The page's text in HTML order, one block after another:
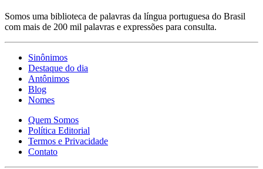
Somos uma biblioteca de palavras da língua portuguesa do Brasil
com mais de 200 mil palavras e expressões para consulta.
Sinônimos
Destaque do dia
Antônimos
Blog
Nomes
Quem Somos
Política Editorial
Termos e Privacidade
Contato